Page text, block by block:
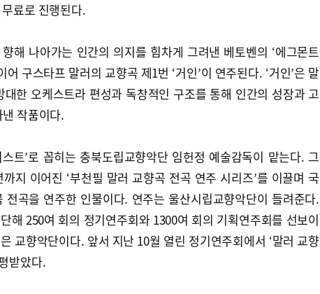
료로 진행된다.
해 나아가는 인간의 의지를 힘차게 그려낸 베토벤의 ‘에그몬트
어 구스타프 말러의 교향곡 제1번 ‘거인’이 연주된다. ‘거인’은 말
한 오케스트라 편성과 독창적인 구조를 통해 인간의 성장과 고
작품이다.
트’로 꼽히는 충북도립교향악단 임헌정 예술감독이 맡는다. 그
지 이어진 ‘부천필 말러 교향곡 전곡 연주 시리즈’를 이끌며 국
전곡을 연주한 인물이다. 연주는 울산시립교향악단이 들려준다.
해 250여 회의 정기연주회와 1300여 회의 기획연주회를 선보이
교향악단이다. 앞서 지난 10월 열린 정기연주회에서 ‘말러 교향
받았다.